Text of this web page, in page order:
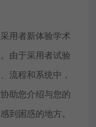
用者新体验学术
由于采用者试验
流程和系统中，
助您介绍与您的
到困惑的地方。